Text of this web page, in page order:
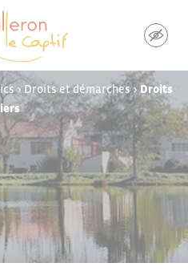
>Droits et démarches>Droits